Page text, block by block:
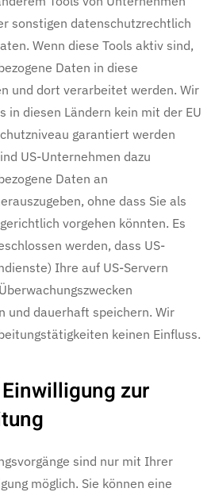
sonstigen datenschutzrechtlich
Wenn diese Tools aktiv sind,
Daten in diese
und dort verarbeitet werden. Wir
in diesen Ländern kein mit der EU
garantiert werden
US-Unternehmen dazu
Daten an
ohne dass Sie als
vorgehen könnten. Es
werden, dass US-
Ihre auf US-Servern
und dauerhaft speichern. Wir
keinen Einfluss.
zur
sind nur mit Ihrer
möglich. Sie können eine